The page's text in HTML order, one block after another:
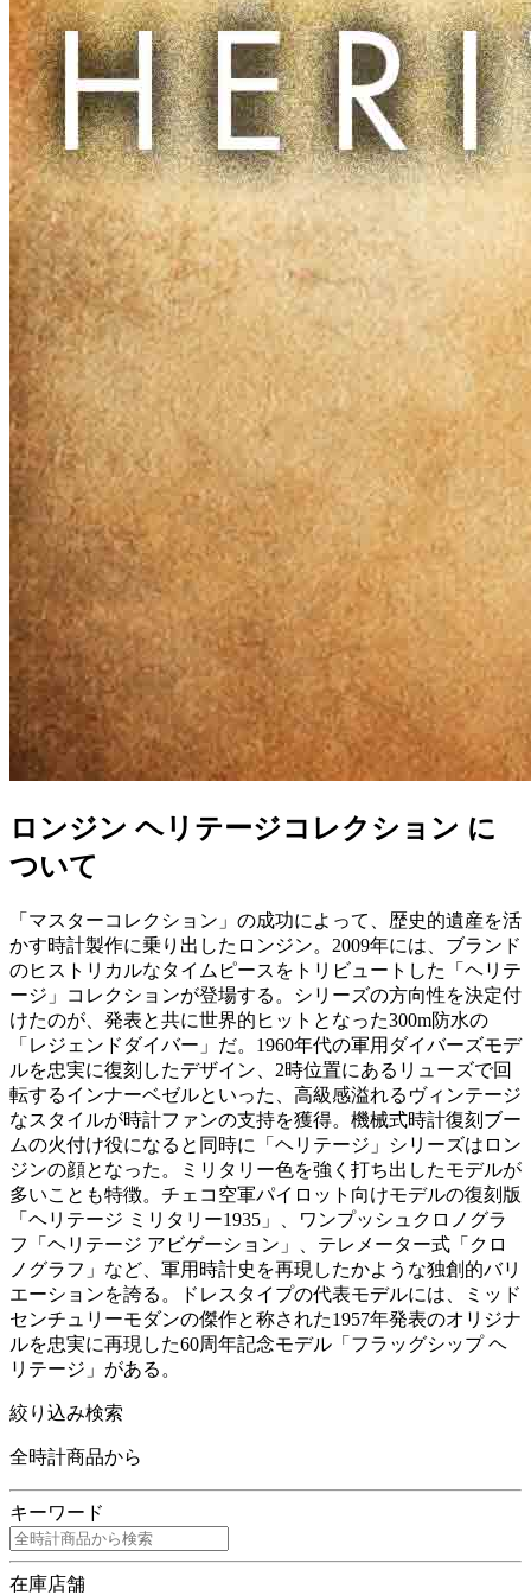
ロンジン ヘリテージコレクション に
ついて
「マスターコレクション」の成功によって、歴史的遺産を活
かす時計製作に乗り出したロンジン。2009年には、ブランド
のヒストリカルなタイムピースをトリビュートした「ヘリテ
ージ」コレクションが登場する。シリーズの方向性を決定付
けたのが、発表と共に世界的ヒットとなった300m防水の
「レジェンドダイバー」だ。1960年代の軍用ダイバーズモデ
ルを忠実に復刻したデザイン、2時位置にあるリューズで回
転するインナーベゼルといった、高級感溢れるヴィンテージ
なスタイルが時計ファンの支持を獲得。機械式時計復刻ブー
ムの火付け役になると同時に「ヘリテージ」シリーズはロン
ジンの顔となった。ミリタリー色を強く打ち出したモデルが
多いことも特徴。チェコ空軍パイロット向けモデルの復刻版
「ヘリテージ ミリタリー1935」、ワンプッシュクロノグラ
フ「ヘリテージ アビゲーション」、テレメーター式「クロ
ノグラフ」など、軍用時計史を再現したかような独創的バリ
エーションを誇る。ドレスタイプの代表モデルには、ミッド
センチュリーモダンの傑作と称された1957年発表のオリジナ
ルを忠実に再現した60周年記念モデル「フラッグシップ ヘ
リテージ」がある。
絞り込み検索
全時計商品から
キーワード
在庫店舗